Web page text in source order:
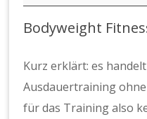
Bodyweight
Fitness
Bodyweight
Kurz erklärt: es
Ausdauertraining
für das Training also